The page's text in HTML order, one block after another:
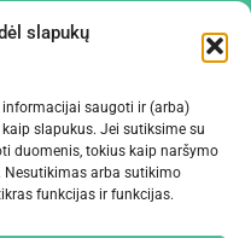
slapukų
saugoti ir (arba)
slapukus. Jei sutiksime su
duomenis, tokius kaip naršymo
Nesutikimas arba sutikimo
funkcijas ir funkcijas.